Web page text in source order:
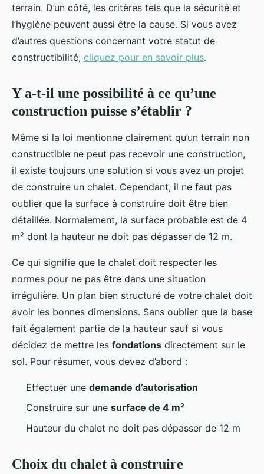
terrain. D’un côté, les critères tels que la sécurité et
l’hygiène peuvent aussi être la cause. Si vous avez
d’autres questions concernant votre statut de
constructibilité, cliquez pour en savoir plus.
Y a-t-il une possibilité à ce qu’une
construction puisse s’établir ?
Même si la loi mentionne clairement qu’un terrain non
constructible ne peut pas recevoir une construction,
il existe toujours une solution si vous avez un projet
de construire un chalet. Cependant, il ne faut pas
oublier que la surface à construire doit être bien
détaillée. Normalement, la surface probable est de 4
m² dont la hauteur ne doit pas dépasser de 12 m.
Ce qui signifie que le chalet doit respecter les
normes pour ne pas être dans une situation
irrégulière. Un plan bien structuré de votre chalet doit
avoir les bonnes dimensions. Sans oublier que la base
fait également partie de la hauteur sauf si vous
décidez de mettre les fondations directement sur le
sol. Pour résumer, vous devez d’abord :
Effectuer une demande d’autorisation
Construire sur une surface de 4 m²
Hauteur du chalet ne doit pas dépasser de 12 m
Choix du chalet à construire